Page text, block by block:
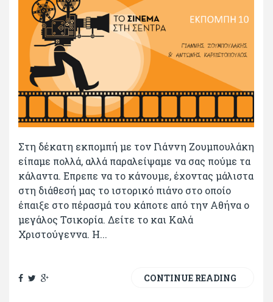
Στη δέκατη εκπομπή με τον Γιάννη Ζουμπουλάκη
είπαμε πολλά, αλλά παραλείψαμε να σας πούμε τα
κάλαντα. Επρεπε να το κάνουμε, έχοντας μάλιστα
στη διάθεσή μας το ιστορικό πιάνο στο οποίο
έπαιξε στο πέρασμά του κάποτε από την Αθήνα ο
μεγάλος Τσικορία. Δείτε το και Καλά
Χριστούγεννα. Η...
CONTINUE READING